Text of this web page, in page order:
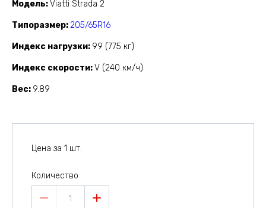
Модель Viatti Strada 2
Типоразмер 205/65R16
Индекс нагрузки 99 (775 кг)
Индекс скорости V (240 км/ч)
Вес 9.89
Цена за 1 шт.
Количество
1